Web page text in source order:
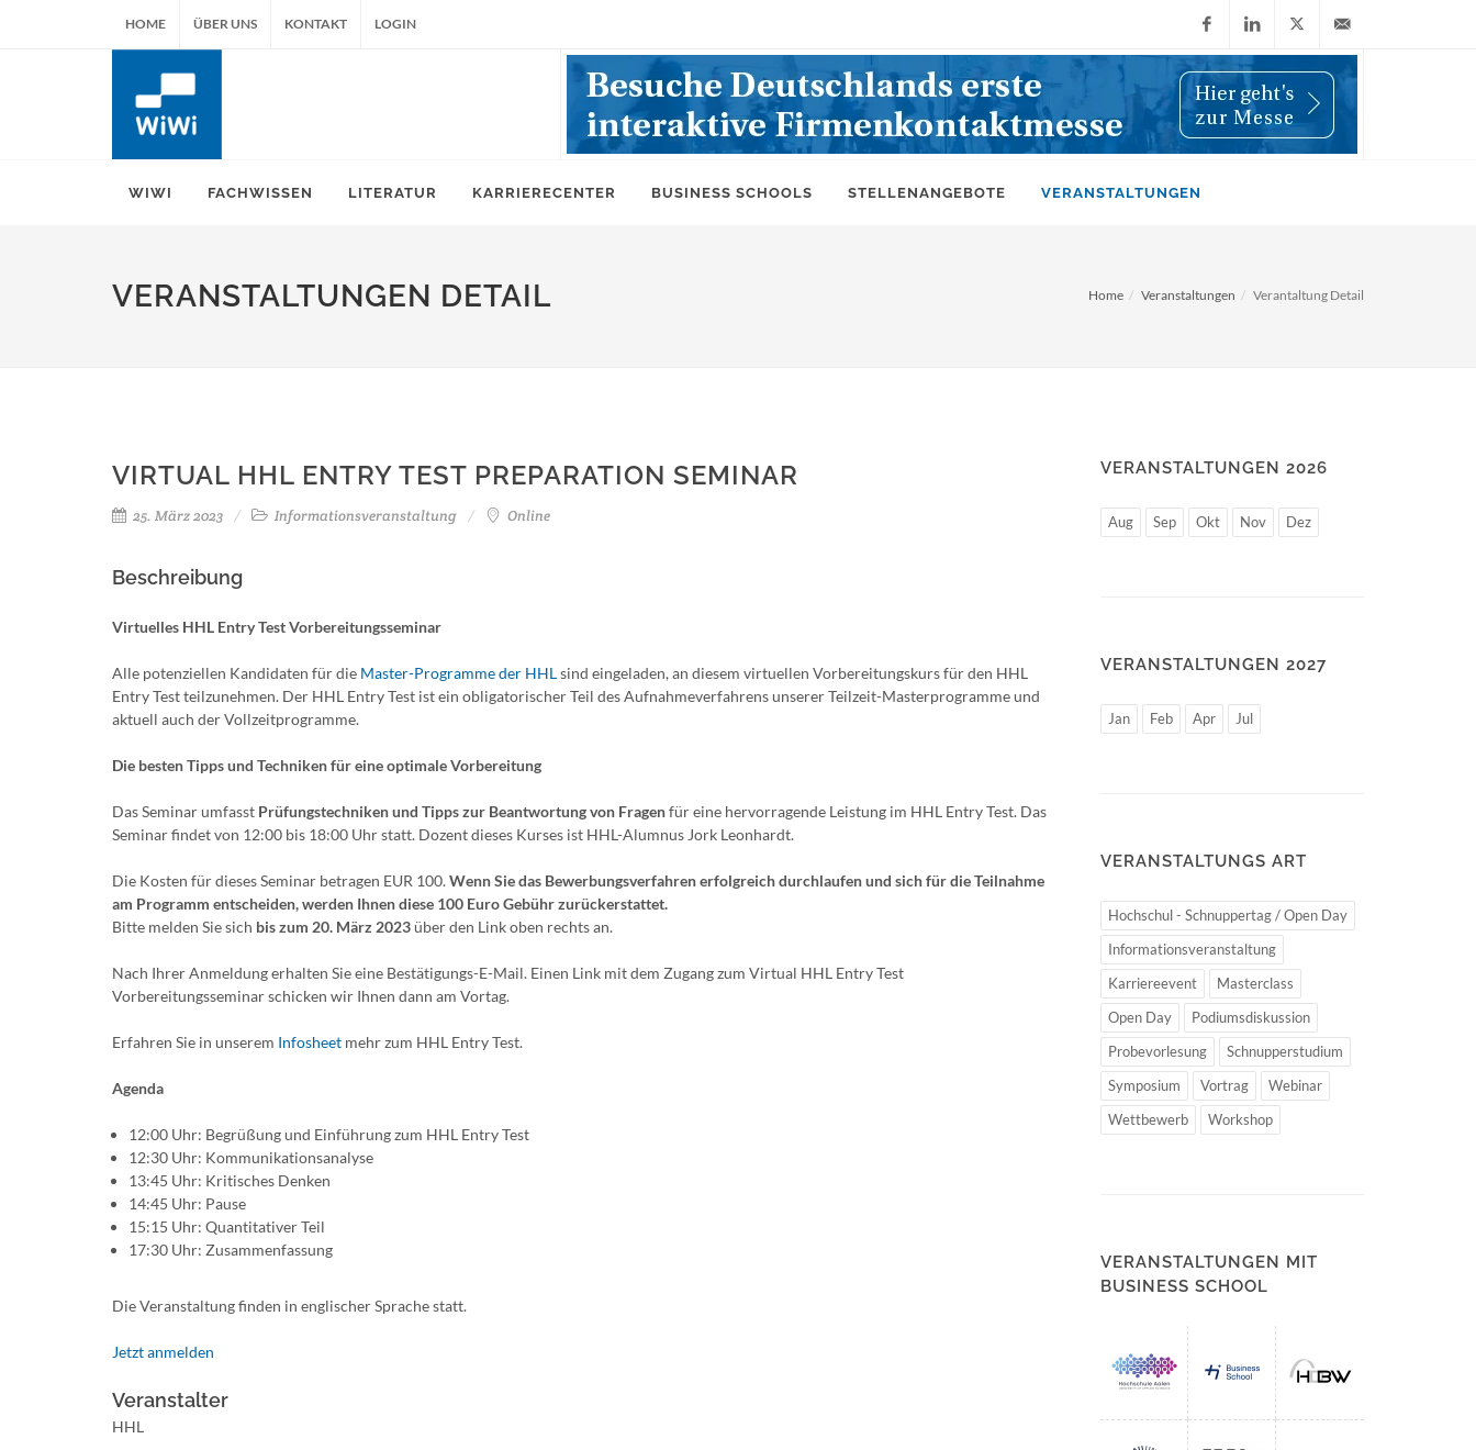
HOME ÜBER UNS KONTAKT LOGIN
FacebookLinkedIn
X
(Twitter)
info@wiwi-
WIWI FACHWISSEN LITERATUR KARRIERECENTER BUSINESS SCHOOLS STELLENANGEBOTE VERANSTALTUNGEN
VERANSTALTUNGEN DETAIL Home Veranstaltungen Verantaltung Detail
VIRTUAL HHL ENTRY TEST PREPARATION SEMINAR
25. März 2023 Informationsveranstaltung Online
Beschreibung
Virtuelles HHL Entry Test Vorbereitungsseminar
Alle potenziellen Kandidaten für die Master-Programme der HHLsind eingeladen, an diesem virtuellen Vorbereitungskurs für den HHL
Entry Test teilzunehmen. Der HHL Entry Test ist ein obligatorischer Teil des Aufnahmeverfahrens unserer Teilzeit-Masterprogramme und
aktuell auch der Vollzeitprogramme.
Die besten Tipps und Techniken für eine optimale Vorbereitung
Das Seminar umfasst Prüfungstechniken und Tipps zur Beantwortung von Fragenfür eine hervorragende Leistung im HHL Entry Test. Das
Seminar findet von 12:00 bis 18:00 Uhr statt. Dozent dieses Kurses ist HHL-Alumnus Jork Leonhardt.
Die Kosten für dieses Seminar betragen EUR 100.Wenn Sie das Bewerbungsverfahren erfolgreich durchlaufen und sich für die Teilnahme
am Programm entscheiden, werden Ihnen diese 100 Euro Gebühr zurückerstattet.
Bitte melden Sie sich bis zum 20. März 2023über den Link oben rechts an.
Nach Ihrer Anmeldung erhalten Sie eine Bestätigungs-E-Mail. Einen Link mit dem Zugang zum Virtual HHL Entry Test
Vorbereitungsseminar schicken wir Ihnen dann am Vortag.
Erfahren Sie in unserem Infosheet mehr zum HHL Entry Test.
Agenda
12:00 Uhr: Begrüßung und Einführung zum HHL Entry Test
12:30 Uhr: Kommunikationsanalyse
13:45 Uhr: Kritisches Denken
14:45 Uhr: Pause
15:15 Uhr: Quantitativer Teil
17:30 Uhr: Zusammenfassung
Die Veranstaltung finden in englischer Sprache statt.
Jetzt anmelden
Veranstalter
HHL
VERANSTALTUNGEN 2026
Aug Sep Okt Nov Dez
VERANSTALTUNGEN 2027
Jan Feb Apr Jul
VERANSTALTUNGS ART
Hochschul - Schnuppertag / Open Day
Informationsveranstaltung
Karriereevent
Masterclass
Open Day
Podiumsdiskussion
Probevorlesung
Schnupperstudium
Symposium
Vortrag
Webinar
Wettbewerb
Workshop
VERANSTALTUNGEN MIT
BUSINESS SCHOOL